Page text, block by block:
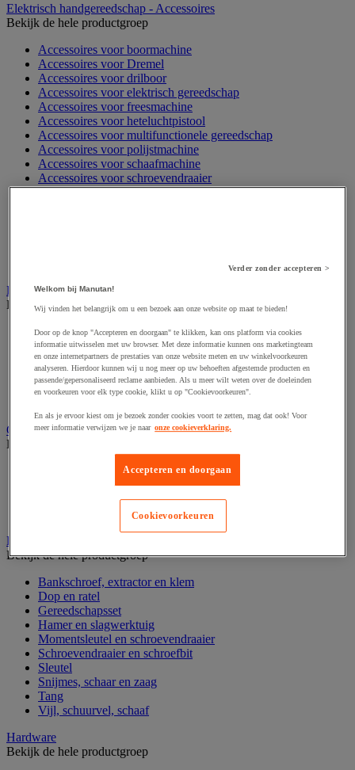
Elektrisch handgereedschap - Accessoires
Bekijk de hele productgroep
Accessoires voor boormachine
Accessoires voor Dremel
Accessoires voor drilboor
Accessoires voor elektrisch gereedschap
Accessoires voor freesmachine
Accessoires voor heteluchtpistool
Accessoires voor multifunctionele gereedschap
Accessoires voor polijstmachine
Accessoires voor schaafmachine
Accessoires voor schroevendraaier
Accessoires voor schuurmachine
Elektrische toebehoren en verlichting
Bekijk de hele productgroep
Accessoires voor elektrisch schakelpaneel
Batterij, oplader en kabel
Elektrische kabel
Elektrische uitrusting
Verlengsnoer, stekkerdoos en kapelhaspel
Gereedschap opbergen
Bekijk de hele productgroep
Assortimentsdoos en gereedschapkoffer
Gereedschapskist en opbergtas
Gereedschapskoffer en versterkte kist
Verrijdbare werktafel
Handgereedschap
Bekijk de hele productgroep
Bankschroef, extractor en klem
Dop en ratel
Gereedschapsset
Hamer en slagwerktuig
Momentsleutel en schroevendraaier
Schroevendraaier en schroefbit
Sleutel
Snijmes, schaar en zaag
Tang
Vijl, schuurvel, schaaf
Hardware
Bekijk de hele productgroep
Verder zonder accepteren >
Welkom bij Manutan!
Wij vinden het belangrijk om u een bezoek aan onze website op maat te bieden!
Door op de knop "Accepteren en doorgaan" te klikken, kan ons platform via cookies
informatie uitwisselen met uw browser. Met deze informatie kunnen ons marketingteam
en onze internetpartners de prestaties van onze website meten en uw winkelvoorkeuren
analyseren. Hierdoor kunnen wij u nog meer op uw behoeften afgestemde producten en
passende/gepersonaliseerd reclame aanbieden. Als u meer wilt weten over de doeleinden
en voorkeuren voor elk type cookie, klikt u op "Cookievoorkeuren".
En als je ervoor kiest om je bezoek zonder cookies voort te zetten, mag dat ook! Voor
meer informatie verwijzen we je naar onze cookieverklaring.
Accepteren en doorgaan
Cookievoorkeuren